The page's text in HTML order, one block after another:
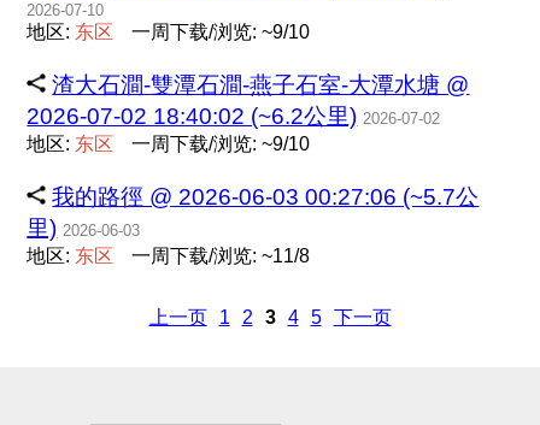
2026-07-10
地区: 东区 一周下载/浏览: ~9/10
渣大石澗-雙潭石澗-燕子石室-大潭水塘 @
2026-07-02 18:40:02 (~6.2公里) 2026-07-02
地区: 东区 一周下载/浏览: ~9/10
我的路徑 @ 2026-06-03 00:27:06 (~5.7公
里) 2026-06-03
地区: 东区 一周下载/浏览: ~11/8
上一页 1 2 3 4 5 下一页